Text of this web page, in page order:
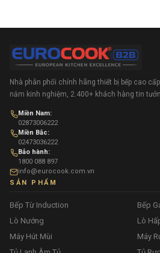
Nhà phân phối chính hãng thiết bị bếp cao
năm kinh nghiệm, 2.400+ khách hàng tin
Miền Nam:
02873006222
Miền Bắc:
02473036222
Bảo hành:
1800 088 897
info@eurocook.com.vn
SẢN PHẨM
Bếp Từ Induction
Bếp
Lò Nướng
Lò
Máy Hút Mùi
Máy